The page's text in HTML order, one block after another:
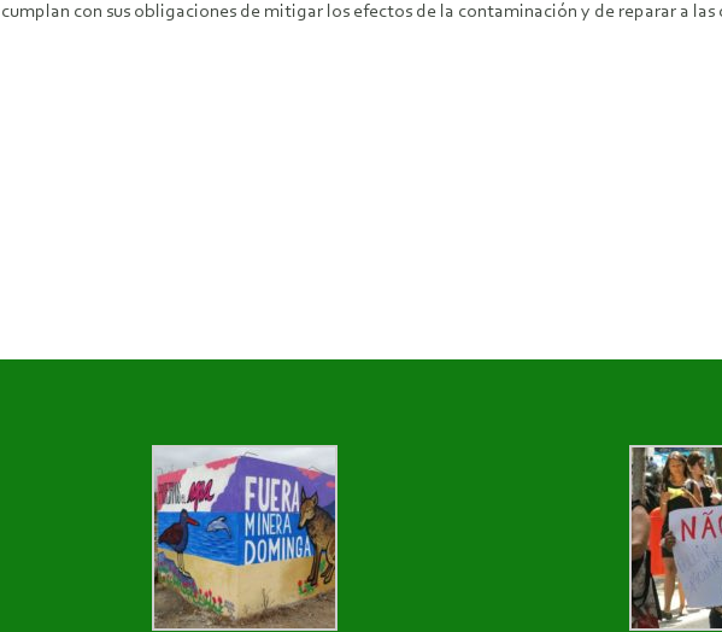
con sus obligaciones de mitigar los efectos de la contaminación y de reparar a